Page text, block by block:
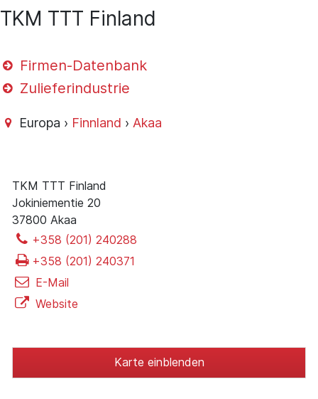
TKM TTT Finland
Firmen-Datenbank
Zulieferindustrie
Europa › Finnland › Akaa
TKM TTT Finland
Jokiniementie 20
37800 Akaa
+358 (201) 240288
+358 (201) 240371
E-Mail
Website
Karte einblenden